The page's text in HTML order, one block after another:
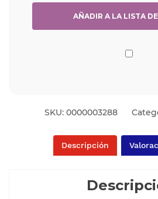
SKU: 0000003288
Descripción